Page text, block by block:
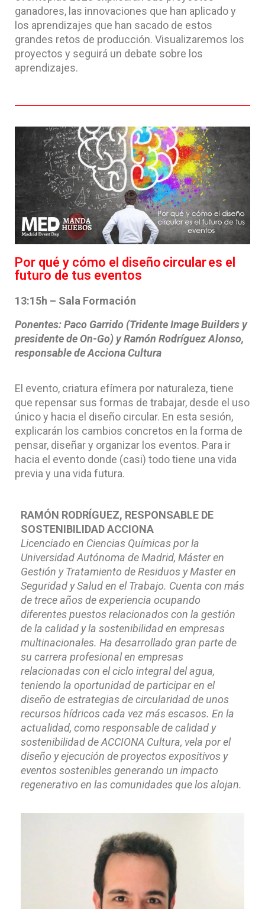
ganadores, las innovaciones que han aplicado y
los aprendizajes que han sacado de estos
grandes retos de producción. Visualizaremos los
proyectos y seguirá un debate sobre los
aprendizajes.
Por qué y cómo el diseño circular es el
futuro de tus eventos
13:15h – Sala Formación
Ponentes: Paco Garrido (Tridente Image Builders y
presidente de On-Go) y Ramón Rodríguez Alonso,
responsable de Acciona Cultura
El evento, criatura efímera por naturaleza, tiene
que repensar sus formas de trabajar, desde el uso
único y hacia el diseño circular. En esta sesión,
explicarán los cambios concretos en la forma de
pensar, diseñar y organizar los eventos. Para ir
hacia el evento donde (casi) todo tiene una vida
previa y una vida futura.
RAMÓN RODRÍGUEZ, RESPONSABLE DE
SOSTENIBILIDAD ACCIONA
Licenciado en Ciencias Químicas por la
Universidad Autónoma de Madrid, Máster en
Gestión y Tratamiento de Residuos y Master en
Seguridad y Salud en el Trabajo. Cuenta con más
de trece años de experiencia ocupando
diferentes puestos relacionados con la gestión
de la calidad y la sostenibilidad en empresas
multinacionales. Ha desarrollado gran parte de
su carrera profesional en empresas
relacionadas con el ciclo integral del agua,
teniendo la oportunidad de participar en el
diseño de estrategias de circularidad de unos
recursos hídricos cada vez más escasos. En la
actualidad, como responsable de calidad y
sostenibilidad de ACCIONA Cultura, vela por el
diseño y ejecución de proyectos expositivos y
eventos sostenibles generando un impacto
regenerativo en las comunidades que los alojan.